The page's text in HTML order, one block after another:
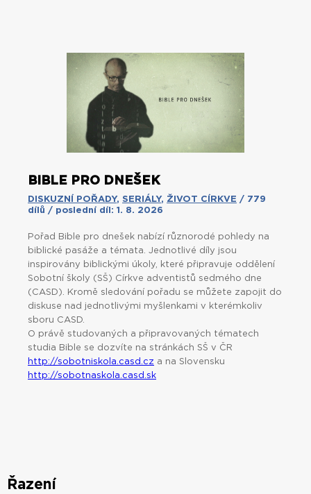
BIBLE PRO DNEŠEK
DISKUZNÍ POŘADY, SERIÁLY, ŽIVOT CÍRKVE / 779
dílů / poslední díl: 1. 8. 2026
Pořad Bible pro dnešek nabízí různorodé pohledy na
biblické pasáže a témata. Jednotlivé díly jsou
inspirovány biblickými úkoly, které připravuje oddělení
Sobotní školy (SŠ) Církve adventistů sedmého dne
(CASD). Kromě sledování pořadu se můžete zapojit do
diskuse nad jednotlivými myšlenkami v kterémkoliv
sboru CASD.
O právě studovaných a připravovaných tématech
studia Bible se dozvíte na stránkách SŠ v ČR
http://sobotniskola.casd.cz a na Slovensku
http://sobotnaskola.casd.sk
Řazení